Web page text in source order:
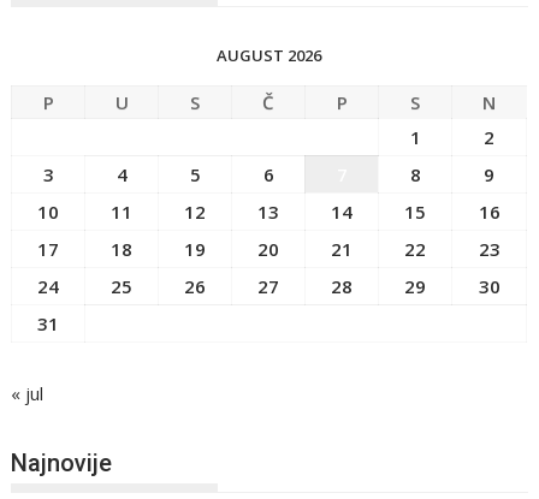
AUGUST 2026
P U S Č P S
N
1
2
3
4 5 6 8
9
10
11 12 13 14 15
16
17
18 19 20 21 22
23
24
25 26 27 28 29
30
31
« jul
Najnovije